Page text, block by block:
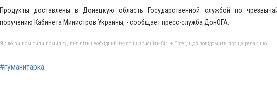
Продукты доставлены в Донецкую область Государственной службой по
поручению Кабинета Министров Украины, - сообщает пресс-служба ДонОГА.
Якщо ви помітили помилку, виділіть необхідний текст і натисніть Ctrl + Enter, щоб повідомити про це редакцію
#гуманитарка